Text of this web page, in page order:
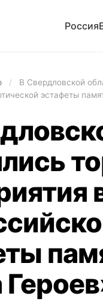
Россия
/
В Свердловской
эстафеты